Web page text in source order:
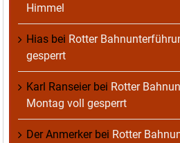
Himmel
Hias bei Rotter
gesperrt
Karl Ranseierbei Rotter
Montag voll gesperrt
Der Anmerkerbei Rotter